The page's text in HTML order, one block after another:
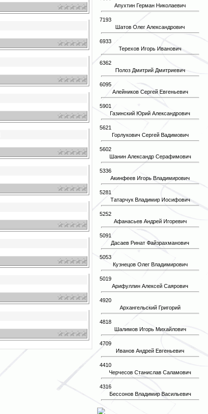
Апухтин Герман Николаевич
7193
Шатов Олег Александрович
6933
Терехов Игорь Иванович
6362
Полоз Дмитрий Дмитриевич
6095
Алейников Сергей Евгеньевич
5901
Газинский Юрий Александрович
5621
Горлукович Сергей Вадимович
5602
Шанин Александр Серафимович
5336
Акинфеев Игорь Владимирович
5281
Татарчук Владимир Иосифович
5252
Афанасьев Андрей Игоревич
5091
Дасаев Ринат Файзрахманович
5053
Кузнецов Олег Владимирович
5019
Арифуллин Алексей Саярович
4920
Архангельский Григорий
4818
Шалимов Игорь Михайлович
4709
Иванов Андрей Евгеньевич
4410
Черчесов Станислав Саламович
4316
Бессонов Владимир Васильевич